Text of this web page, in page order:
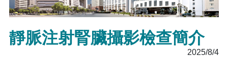
靜脈注射腎臟攝影檢查簡介
2025/8/4